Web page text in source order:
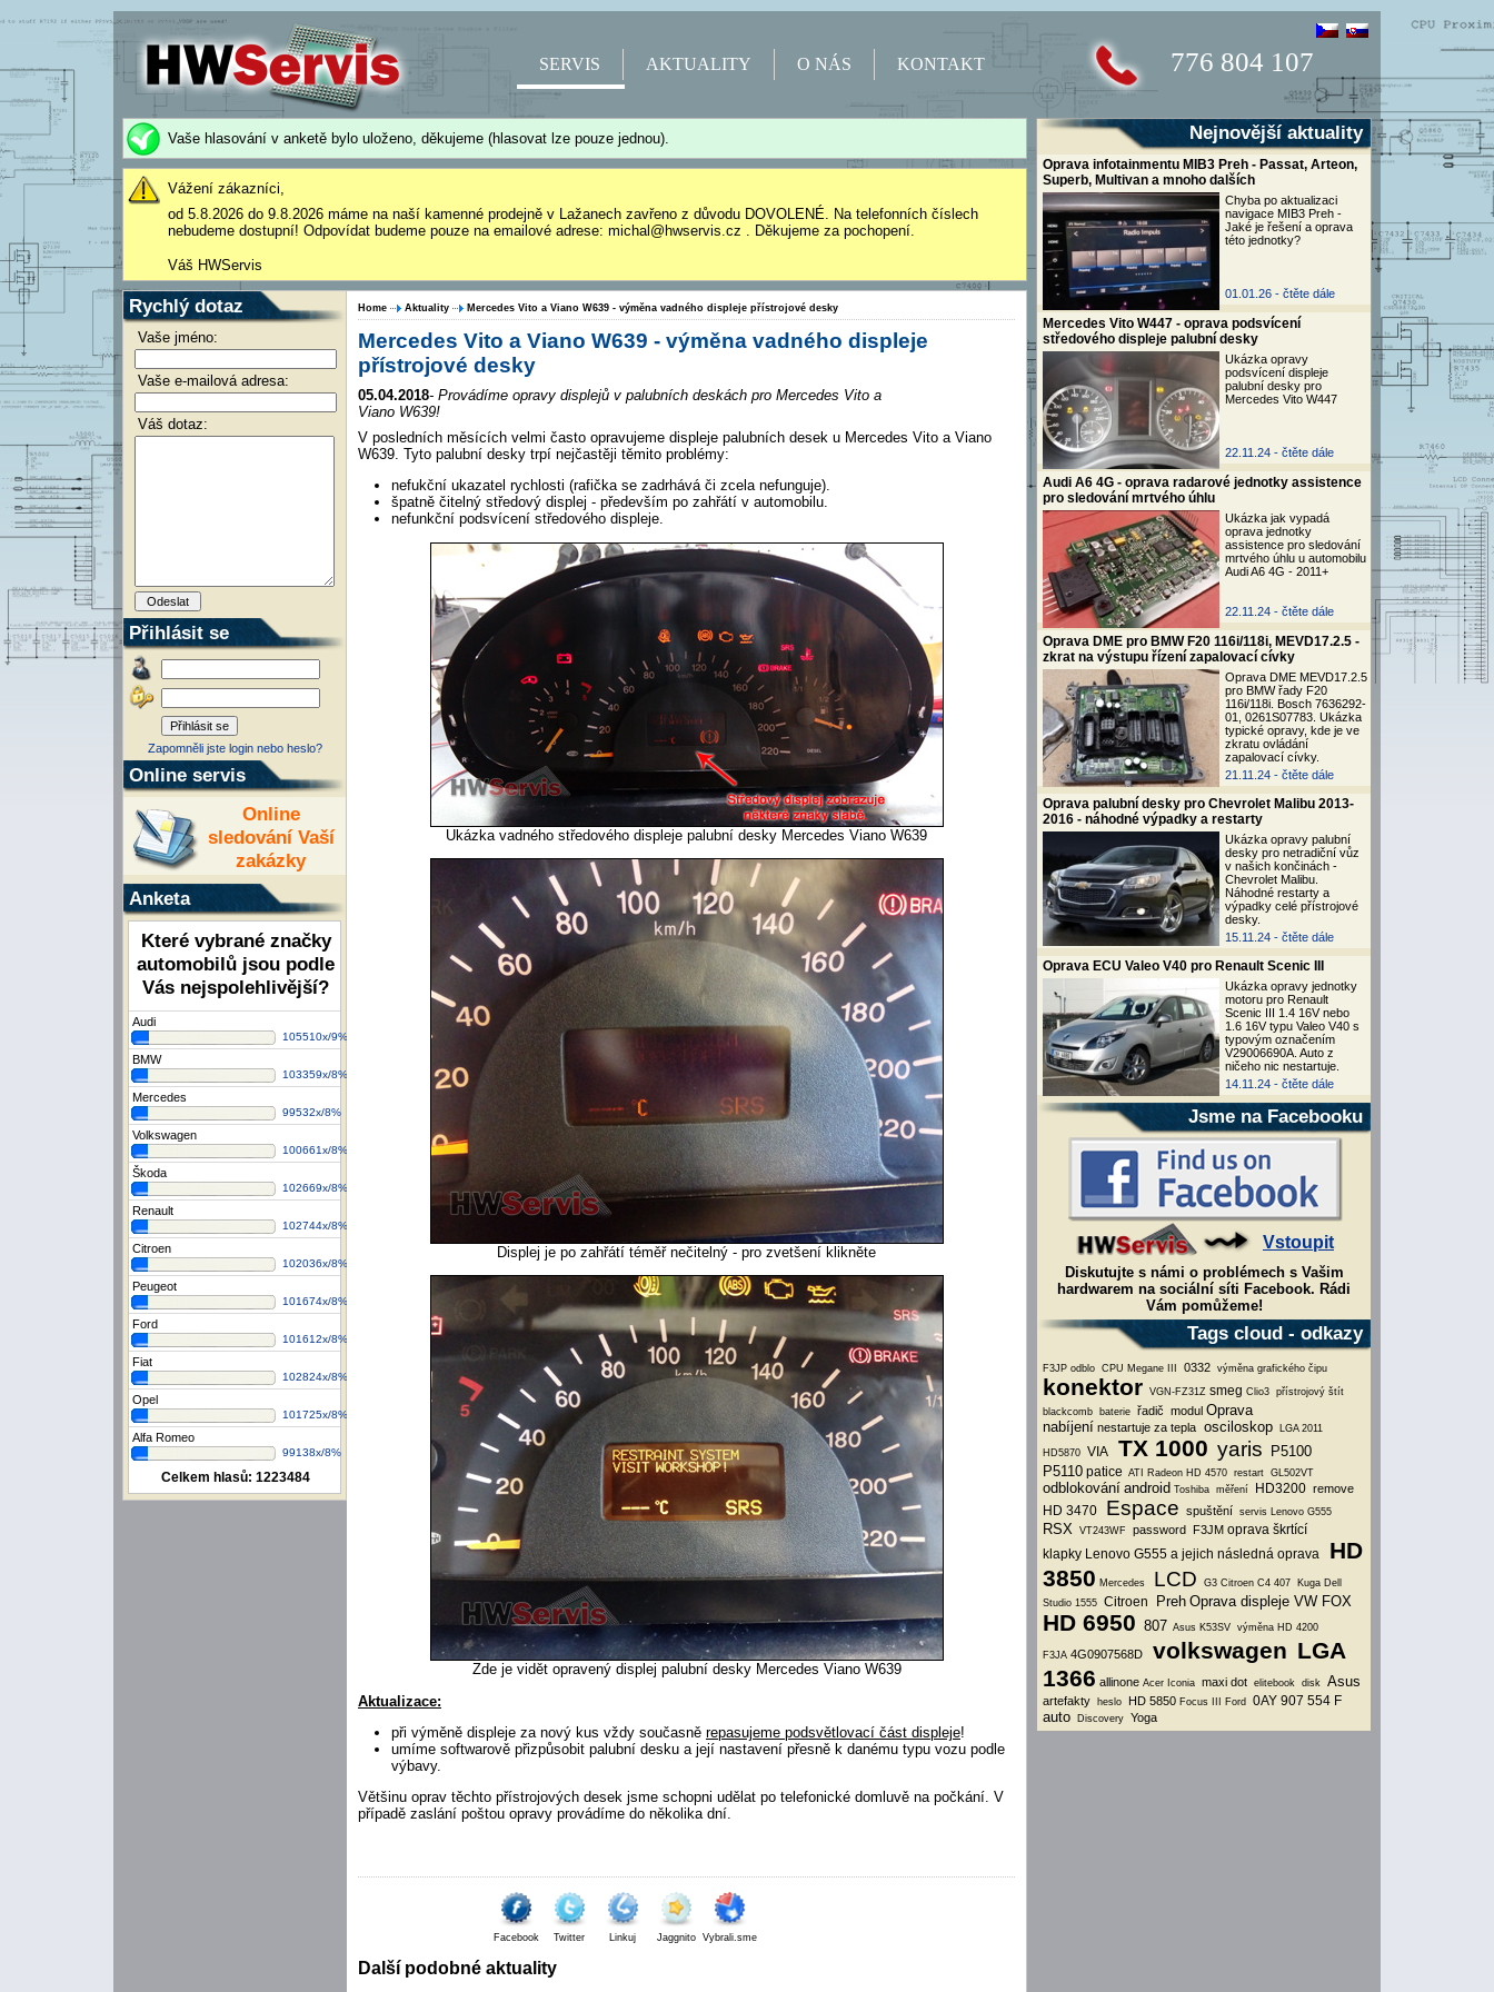
776 804 107
SERVIS AKTUALITY O NÁS KONTAKT
Nejnovější aktuality
Oprava infotainmentu MIB3 Preh - Passat, Arteon,
Superb, Multivan a mnoho dalších
Chyba po aktualizaci
navigace MIB3 Preh -
Jaké je řešení a oprava
této jednotky?
01.01.26 - čtěte dále
Mercedes Vito W447 - oprava podsvícení
středového displeje palubní desky
Ukázka opravy
podsvícení displeje
palubní desky pro
Mercedes Vito W447
22.11.24 - čtěte dále
Audi A6 4G - oprava radarové jednotky assistence
pro sledování mrtvého úhlu
Ukázka jak vypadá
oprava jednotky
assistence pro sledování
mrtvého úhlu u automobilu
Audi A6 4G - 2011+
22.11.24 - čtěte dále
Oprava DME pro BMW F20 116i/118i, MEVD17.2.5 -
zkrat na výstupu řízení zapalovací cívky
Oprava DME MEVD17.2.5
pro BMW řady F20
116i/118i. Bosch 7636292-
01, 0261S07783. Ukázka
typické opravy, kde je ve
zkratu ovládání
zapalovací cívky.
21.11.24 - čtěte dále
Oprava palubní desky pro Chevrolet Malibu 2013-
2016 - náhodné výpadky a restarty
Ukázka opravy palubní
desky pro netradiční vůz
v našich končinách -
Chevrolet Malibu.
Náhodné restarty a
výpadky celé přístrojové
desky.
15.11.24 - čtěte dále
Oprava ECU Valeo V40 pro Renault Scenic III
Ukázka opravy jednotky
motoru pro Renault
Scenic III 1.4 16V nebo
1.6 16V typu Valeo V40 s
typovým označením
V29006690A. Auto z
ničeho nic nestartuje.
14.11.24 - čtěte dále
Jsme na Facebooku
Vstoupit
Diskutujte s námi o problémech s Vašim
hardwarem na sociální síti Facebook. Rádi
Vám pomůžeme!
Tags cloud - odkazy
F3JP odblo CPU Megane III 0332 výměna grafického čipu
konektor VGN-FZ31Z smeg Clio3 přístrojový štít
blackcomb
baterie řadič modul Oprava
nabíjení nestartuje za tepla osciloskop LGA 2011
HD5870 VIA TX 1000 yaris
P5100
P5110 patice ATI Radeon HD 4570 restart GL502VT
odblokování android Toshiba měření HD3200 remove
HD 3470 Espace spuštění servis Lenovo G555
RSX VT243WF password F3JM oprava škrtící
klapky Lenovo G555 a jejich následná oprava
HD
3850 Mercedes LCD G3 Citroen C4 407 Kuga Dell
Studio 1555 Citroen Preh Oprava displeje VW FOX
HD 6950 807 Asus K53SV výměna HD 4200
F3JA 4G0907568D volkswagen LGA
1366 allinone Acer Iconia maxi dot elitebook disk Asus
artefakty heslo HD 5850 Focus III Ford 0AY 907 554 F
auto Discovery Yoga
Vaše hlasování v anketě bylo uloženo, děkujeme (hlasovat lze pouze jednou).
Vážení zákazníci,
od 5.8.2026 do 9.8.2026 máme na naší kamenné prodejně v Lažanech zavřeno z důvodu DOVOLENÉ. Na telefonních číslech
nebudeme dostupní! Odpovídat budeme pouze na emailové adrese: michal@hwservis.cz . Děkujeme za pochopení.
Váš HWServis
Rychlý dotaz
Vaše jméno:
Vaše e-mailová adresa:
Váš dotaz:
Přihlásit se
Zapomněli jste login nebo heslo?
Online servis
Online
sledování Vaší
zakázky
Anketa
Které vybrané značky
automobilů jsou podle
Vás nejspolehlivější?
Audi
105510x/9%
BMW
103359x/8%
Mercedes
99532x/8%
Volkswagen
100661x/8%
Škoda
102669x/8%
Renault
102744x/8%
Citroen
102036x/8%
Peugeot
101674x/8%
Ford
101612x/8%
Fiat
102824x/8%
Opel
101725x/8%
Alfa Romeo
99138x/8%
Celkem hlasů: 1223484
Home Aktuality Mercedes Vito a Viano W639 - výměna vadného displeje přístrojové desky
Mercedes Vito a Viano W639 - výměna vadného displeje
přístrojové desky
05.04.2018- Provádíme opravy displejů v palubních deskách pro Mercedes Vito a
Viano W639!
V posledních měsících velmi často opravujeme displeje palubních desek u Mercedes Vito a Viano
W639. Tyto palubní desky trpí nejčastěji těmito problémy:
nefukční ukazatel rychlosti (rafička se zadrhává či zcela nefunguje).
špatně čitelný středový displej - především po zahřátí v automobilu.
nefunkční podsvícení středového displeje.
Ukázka vadného středového displeje palubní desky Mercedes Viano W639
Displej je po zahřátí téměř nečitelný - pro zvetšení klikněte
Zde je vidět opravený displej palubní desky Mercedes Viano W639
Aktualizace:
při výměně displeje za nový kus vždy současně repasujeme podsvětlovací část displeje!
umíme softwarově přizpůsobit palubní desku a její nastavení přesně k danému typu vozu podle
výbavy.
Většinu oprav těchto přístrojových desek jsme schopni udělat po telefonické domluvě na počkání. V
případě zaslání poštou opravy provádíme do několika dní.
Facebook Twitter Linkuj Jaggnito Vybrali.sme
Další podobné aktuality